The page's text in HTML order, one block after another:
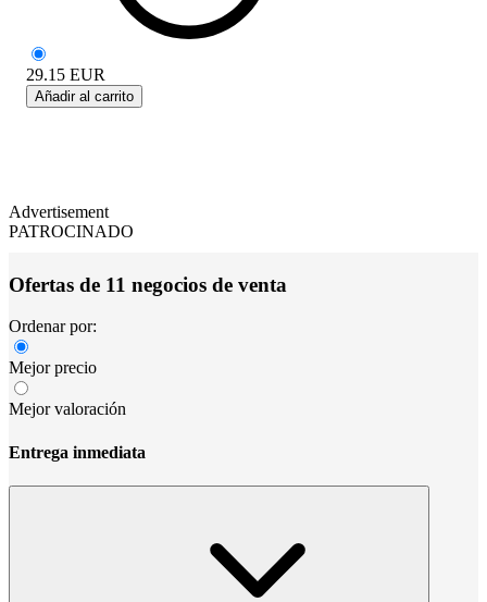
29.15 EUR
Añadir al carrito
Advertisement
PATROCINADO
Ofertas de 11 negocios de venta
Ordenar por:
Mejor precio
Mejor valoración
Entrega inmediata